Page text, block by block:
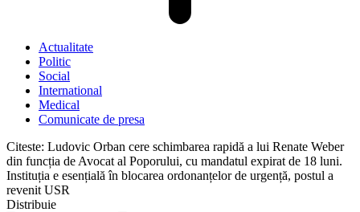
Actualitate
Politic
Social
International
Medical
Comunicate de presa
Citeste: Ludovic Orban cere schimbarea rapidă a lui Renate Weber
din funcția de Avocat al Poporului, cu mandatul expirat de 18 luni.
Instituția e esențială în blocarea ordonanțelor de urgență, postul a
revenit USR
Distribuie